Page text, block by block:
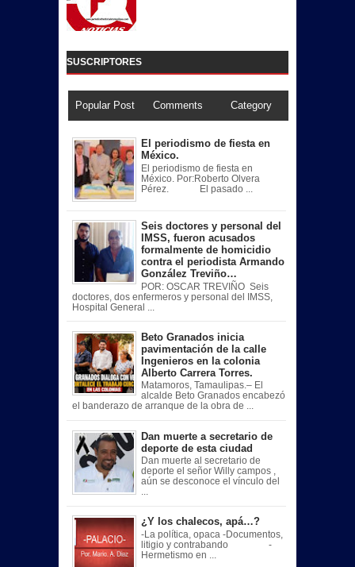
SUSCRIPTORES
Popular Post Comments Category
El periodismo de fiesta en
México.
El periodismo de fiesta en
México. Por:Roberto Olvera
Pérez. El pasado ...
Seis doctores y personal del
IMSS, fueron acusados
formalmente de homicidio
contra el periodista Armando
González Treviño…
POR: OSCAR TREVIÑO Seis
doctores, dos enfermeros y personal del IMSS,
Hospital General ...
Beto Granados inicia
pavimentación de la calle
Ingenieros en la colonia
Alberto Carrera Torres.
Matamoros, Tamaulipas.– El
alcalde Beto Granados encabezó
el banderazo de arranque de la obra de ...
Dan muerte a secretario de
deporte de esta ciudad
Dan muerte al secretario de
deporte el señor Willy campos ,
aún se desconoce el vínculo del
¿Y los chalecos, apá…?
-La política, opaca -Documentos,
litigio y contrabando -
Hermetismo en ...